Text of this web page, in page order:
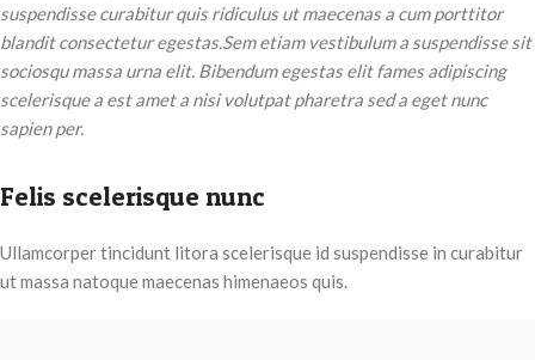
suspendisse curabitur quis ridiculus ut maecenas a cum porttitor
blandit consectetur egestas.Sem etiam vestibulum a suspendisse sit
sociosqu massa urna elit. Bibendum egestas elit fames adipiscing
scelerisque a est amet a nisi volutpat pharetra sed a eget nunc
sapien per.
Felis scelerisque nunc
Ullamcorper tincidunt litora scelerisque id suspendisse in curabitur
ut massa natoque maecenas himenaeos quis.